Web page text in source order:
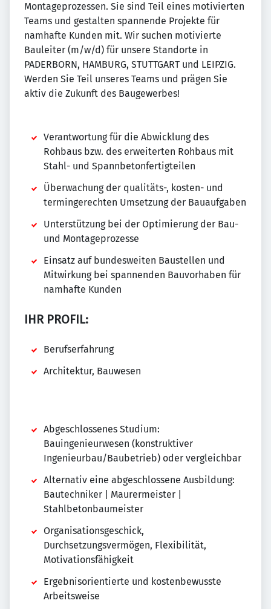
Montageprozessen. Sie sind Teil eines motivierten
Teams und gestalten spannende Projekte für
namhafte Kunden mit. Wir suchen motivierte
Bauleiter (m/w/d) für unsere Standorte in
PADERBORN, HAMBURG, STUTTGART und LEIPZIG.
Werden Sie Teil unseres Teams und prägen Sie
aktiv die Zukunft des Baugewerbes!
Verantwortung für die Abwicklung des
Rohbaus bzw. des erweiterten Rohbaus mit
Stahl- und Spannbetonfertigteilen
Überwachung der qualitäts-, kosten- und
termingerechten Umsetzung der Bauaufgaben
Unterstützung bei der Optimierung der Bau-
und Montageprozesse
Einsatz auf bundesweiten Baustellen und
Mitwirkung bei spannenden Bauvorhaben für
namhafte Kunden
IHR PROFIL:
Berufserfahrung
Architektur, Bauwesen
Abgeschlossenes Studium:
Bauingenieurwesen (konstruktiver
Ingenieurbau/Baubetrieb) oder vergleichbar
Alternativ eine abgeschlossene Ausbildung:
Bautechniker | Maurermeister |
Stahlbetonbaumeister
Organisationsgeschick,
Durchsetzungsvermögen, Flexibilität,
Motivationsfähigkeit
Ergebnisorientierte und kostenbewusste
Arbeitsweise